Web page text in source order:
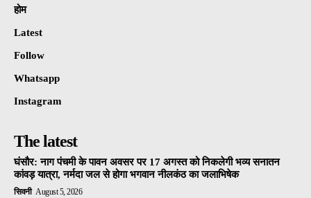
होम
Latest
Follow
Whatsapp
Instagram
The latest
घंसौर: नाग पंचमी के पावन अवसर पर 17 अगस्त को निकलेगी भव्य सनातन
कांवड़ यात्रा, नर्मदा जल से होगा भगवान नीलकंठ का जलाभिषेक
सिवनी August 5, 2026